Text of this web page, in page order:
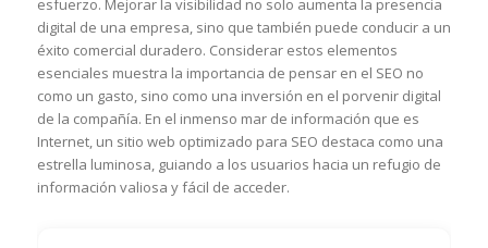
esfuerzo. Mejorar la visibilidad no solo aumenta la presencia
digital de una empresa, sino que también puede conducir a un
éxito comercial duradero. Considerar estos elementos
esenciales muestra la importancia de pensar en el SEO no
como un gasto, sino como una inversión en el porvenir digital
de la compañía. En el inmenso mar de información que es
Internet, un sitio web optimizado para SEO destaca como una
estrella luminosa, guiando a los usuarios hacia un refugio de
información valiosa y fácil de acceder.